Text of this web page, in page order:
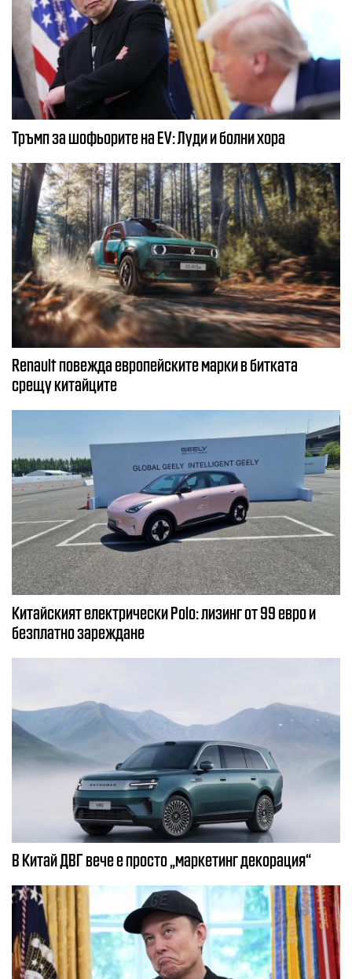
Тръмп за шофьорите на EV: Луди и болни хора
Renault повежда европейските марки в битката
срещу китайците
Китайският електрически Polo: лизинг от 99 евро и
безплатно зареждане
В Китай ДВГ вече е просто „маркетинг декорация“